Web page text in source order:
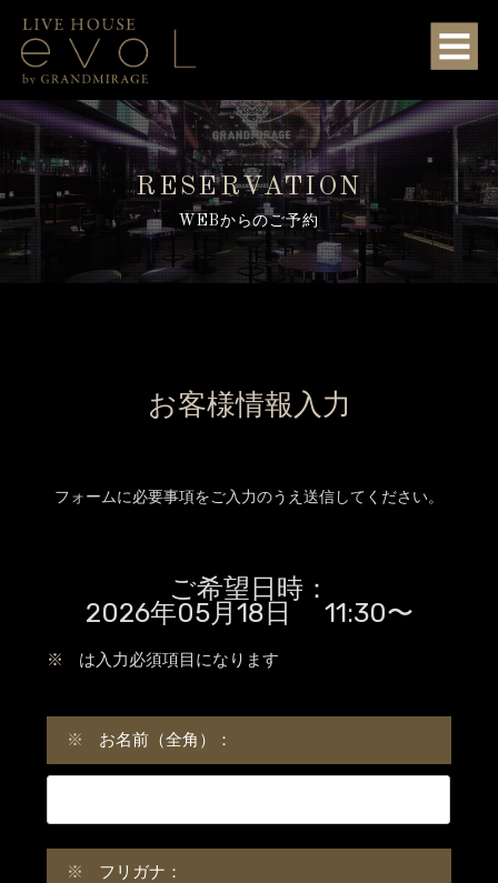
RESERVATION
WEBからのご予約
お客様情報入力
フォームに必要事項をご入力のうえ送信してください。
ご希望日時：
2026年05月18日 11:30〜
※ は入力必須項目になります
※ お名前（全角）：
※ フリガナ：